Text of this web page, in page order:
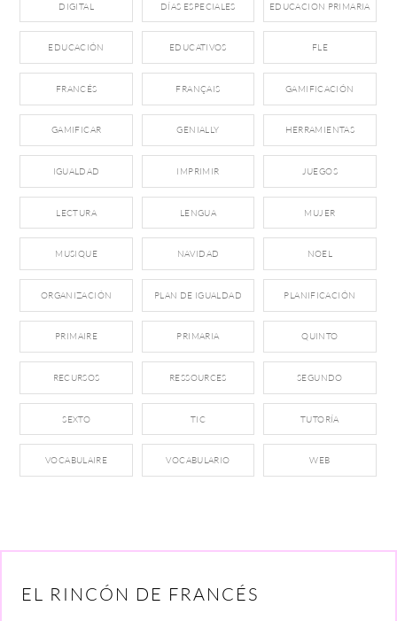
DIGITAL DÍAS ESPECIALES EDUCACION PRIMARIA
EDUCACIÓN EDUCATIVOS FLE
FRANCÉS FRANÇAIS GAMIFICACIÓN
GAMIFICAR GENIALLY HERRAMIENTAS
IGUALDAD IMPRIMIR JUEGOS
LECTURA LENGUA MUJER
MUSIQUE NAVIDAD NOEL
ORGANIZACIÓN PLAN DE IGUALDAD PLANIFICACIÓN
PRIMAIRE PRIMARIA QUINTO
RECURSOS RESSOURCES SEGUNDO
SEXTO TIC TUTORÍA
VOCABULAIRE VOCABULARIO WEB
EL RINCÓN DE FRANCÉS